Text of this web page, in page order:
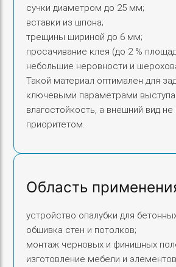
сучки диаметром до 25 мм;
вставки из шпона;
трещины шириной до 6 мм;
просачивание клея (до 2 %
небольшие неровности и
Такой материал оптимален для
ключевыми параметрами
влагостойкость, а внешний вид не
приоритетом.
Область
устройство опалубки для
обшивка стен и потолков;
монтаж черновых и финишных
изготовление мебели и